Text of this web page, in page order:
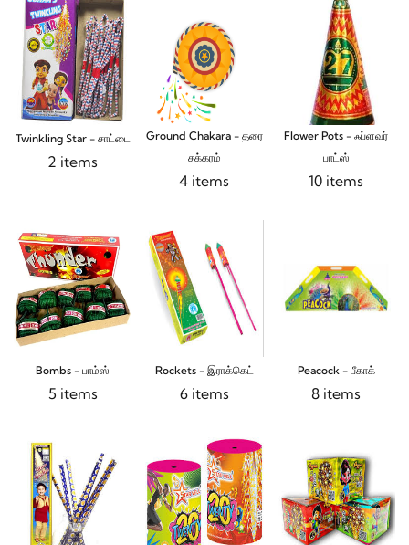
Twinkling Star - சாட்டை
2 items
Ground Chakara - தரை
சக்கரம்
4 items
Flower Pots - ஃப்ளவர்
பாட்ஸ்
10 items
Bombs - பாம்ஸ்
5 items
Rockets - இராக்கெட்
6 items
Peacock - பீகாக்
8 items